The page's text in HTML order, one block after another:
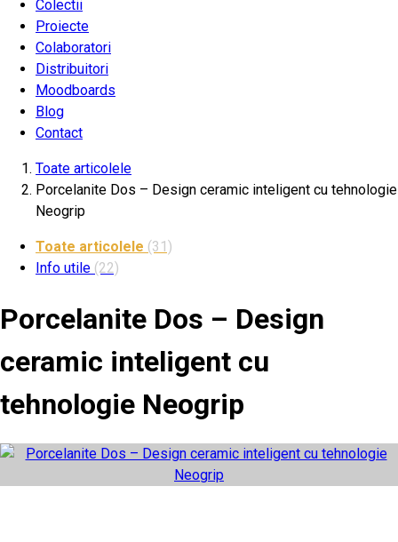
Colectii
Proiecte
Colaboratori
Distribuitori
Moodboards
Blog
Contact
Toate articolele
Porcelanite Dos – Design ceramic inteligent cu tehnologie
Neogrip
Toate articolele (31)
Info utile (22)
Porcelanite Dos – Design
ceramic inteligent cu
tehnologie Neogrip